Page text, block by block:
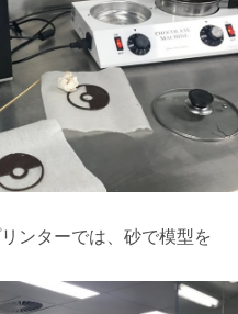
ンターでは、砂で模型を